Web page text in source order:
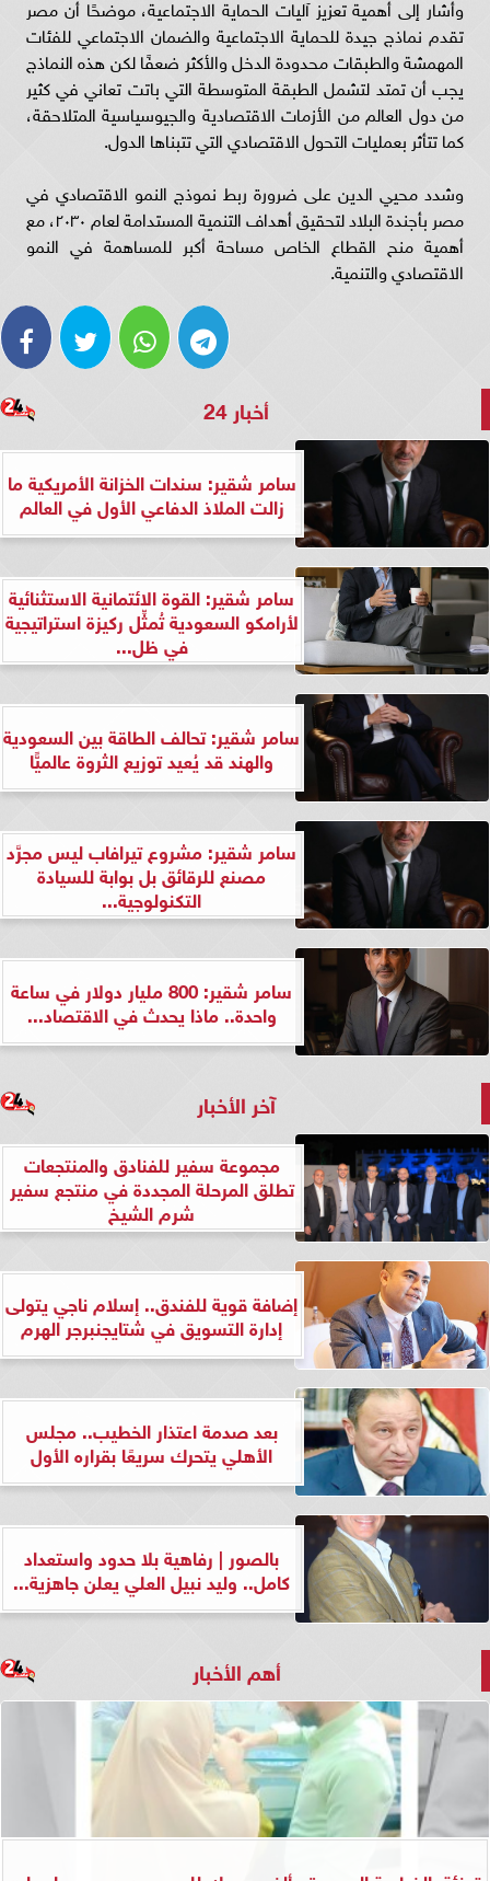
وأشار إلى أهمية تعزيز آليات الحماية الاجتماعية، موضحًا أن مصر
تقدم نماذج جيدة للحماية الاجتماعية والضمان الاجتماعي للفئات
المهمشة والطبقات محدودة الدخل والأكثر ضعفًا لكن هذه النماذج
يجب أن تمتد لتشمل الطبقة المتوسطة التي باتت تعاني في كثير
من دول العالم من الأزمات الاقتصادية والجيوسياسية المتلاحقة،
كما تتأثر بعمليات التحول الاقتصادي التي تتبناها الدول.
وشدد محيي الدين على ضرورة ربط نموذج النمو الاقتصادي في
مصر بأجندة البلاد لتحقيق أهداف التنمية المستدامة لعام ٢٠٣٠، مع
أهمية منح القطاع الخاص مساحة أكبر للمساهمة في النمو
الاقتصادي والتنمية.
أخبار 24
سامر شقير: سندات الخزانة الأمريكية ما
زالت الملاذ الدفاعي الأول في العالم
سامر شقير: القوة الائتمانية الاستثنائية
لأرامكو السعودية تُمثِّل ركيزة استراتيجية
في ظل...
سامر شقير: تحالف الطاقة بين السعودية
والهند قد يُعيد توزيع الثروة عالميًّا
سامر شقير: مشروع تيرافاب ليس مجرَّد
مصنع للرقائق بل بوابة للسيادة
التكنولوجية...
سامر شقير: 800 مليار دولار في ساعة
واحدة.. ماذا يحدث في الاقتصاد...
آخر الأخبار
مجموعة سفير للفنادق والمنتجعات
تطلق المرحلة المجددة في منتجع سفير
شرم الشيخ
إضافة قوية للفندق.. إسلام ناجي يتولى
إدارة التسويق في شتايجنبرجر الهرم
بعد صدمة اعتذار الخطيب.. مجلس
الأهلي يتحرك سريعًا بقراره الأول
بالصور | رفاهية بلا حدود واستعداد
كامل.. وليد نبيل العلي يعلن جاهزية...
أهم الأخبار